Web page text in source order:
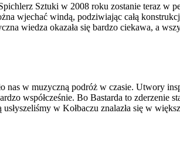
Sztuki w 2008 roku zostanie teraz w
wjechać windą, podziwiając całą
wiedza okazała się bardzo ciekawa, a
nas w muzyczną podróż w czasie. Utwory
współcześnie. Bo Bastarda to zderzenie
w Kołbaczu znalazła się w